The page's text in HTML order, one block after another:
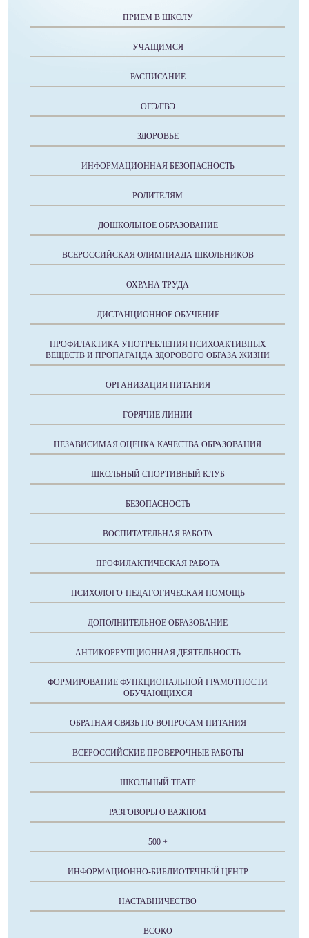
ПРИЕМ В ШКОЛУ
УЧАЩИМСЯ
РАСПИСАНИЕ
ОГЭ/ГВЭ
ЗДОРОВЬЕ
ИНФОРМАЦИОННАЯ БЕЗОПАСНОСТЬ
РОДИТЕЛЯМ
ДОШКОЛЬНОЕ ОБРАЗОВАНИЕ
ВСЕРОССИЙСКАЯ ОЛИМПИАДА ШКОЛЬНИКОВ
ОХРАНА ТРУДА
ДИСТАНЦИОННОЕ ОБУЧЕНИЕ
ПРОФИЛАКТИКА УПОТРЕБЛЕНИЯ ПСИХОАКТИВНЫХ
ВЕЩЕСТВ И ПРОПАГАНДА ЗДОРОВОГО ОБРАЗА ЖИЗНИ
ОРГАНИЗАЦИЯ ПИТАНИЯ
ГОРЯЧИЕ ЛИНИИ
НЕЗАВИСИМАЯ ОЦЕНКА КАЧЕСТВА ОБРАЗОВАНИЯ
ШКОЛЬНЫЙ СПОРТИВНЫЙ КЛУБ
БЕЗОПАСНОСТЬ
ВОСПИТАТЕЛЬНАЯ РАБОТА
ПРОФИЛАКТИЧЕСКАЯ РАБОТА
ПСИХОЛОГО-ПЕДАГОГИЧЕСКАЯ ПОМОЩЬ
ДОПОЛНИТЕЛЬНОЕ ОБРАЗОВАНИЕ
АНТИКОРРУПЦИОННАЯ ДЕЯТЕЛЬНОСТЬ
ФОРМИРОВАНИЕ ФУНКЦИОНАЛЬНОЙ ГРАМОТНОСТИ
ОБУЧАЮЩИХСЯ
ОБРАТНАЯ СВЯЗЬ ПО ВОПРОСАМ ПИТАНИЯ
ВСЕРОССИЙСКИЕ ПРОВЕРОЧНЫЕ РАБОТЫ
ШКОЛЬНЫЙ ТЕАТР
РАЗГОВОРЫ О ВАЖНОМ
500 +
ИНФОРМАЦИОННО-БИБЛИОТЕЧНЫЙ ЦЕНТР
НАСТАВНИЧЕСТВО
ВСОКО